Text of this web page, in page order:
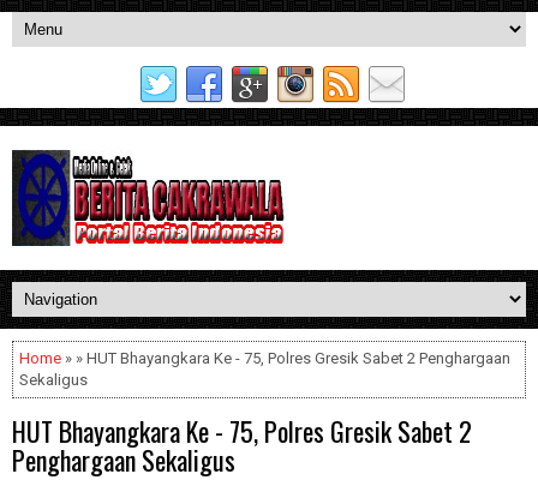
Home » » HUT Bhayangkara Ke - 75, Polres Gresik Sabet 2 Penghargaan
Sekaligus
HUT Bhayangkara Ke - 75, Polres Gresik Sabet 2
Penghargaan Sekaligus